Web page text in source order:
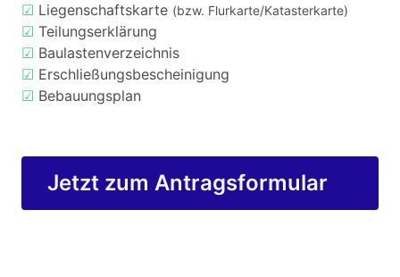
☑ Liegenschaftskarte (bzw. Flurkarte/Katasterkarte)
☑ Teilungserklärung
☑ Baulastenverzeichnis
☑ Erschließungsbescheinigung
☑ Bebauungsplan
Jetzt zum Antragsformular